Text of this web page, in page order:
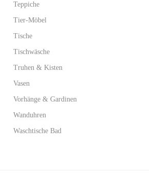
Teppiche
Tier-Möbel
Tische
Tischwäsche
Truhen & Kisten
Vasen
Vorhänge & Gardinen
Wanduhren
Waschtische Bad